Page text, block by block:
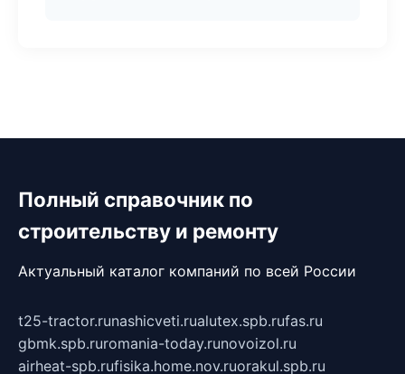
Полный справочник по
строительству и ремонту
Актуальный каталог компаний по всей России
t25-tractor.runashicveti.rualutex.spb.rufas.ru
gbmk.spb.ruromania-today.runovoizol.ru
airheat-spb.rufisika.home.nov.ruorakul.spb.ru